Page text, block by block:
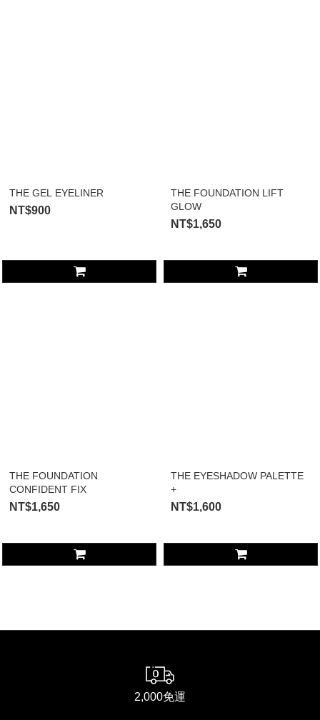
THE GEL EYELINER
NT$900
THE FOUNDATION LIFT
GLOW
NT$1,650
THE FOUNDATION
CONFIDENT FIX
NT$1,650
THE EYESHADOW PALETTE
+
NT$1,600
2,000免運